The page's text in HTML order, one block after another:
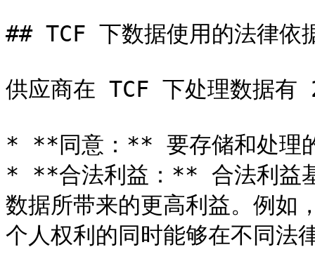
## TCF 下数据使用的法律依
供应商在 TCF 下处理数据有
* **同意：** 要存储和处理
* **合法利益：** 合法利益
数据所带来的更高利益。例如
个人权利的同时能够在不同法